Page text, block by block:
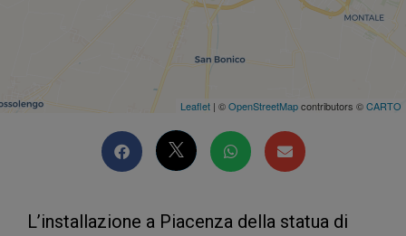
Leaflet | ©OpenStreetMapcontributors ©CARTO
L’installazione a Piacenza della statua di